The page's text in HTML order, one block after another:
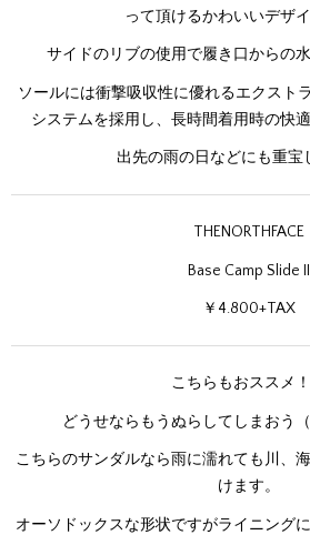
って頂けるかわいいデザイ
サイドのリブの使用で履き口からの
ソールには衝撃吸収性に優れるエクスト
システムを採用し、長時間着用時の快
出先の雨の日などにも重宝
THENORTHFACE
Base Camp Slide II
￥4.800+TAX
こちらもおススメ！
どうせならもうぬらしてしまおう
こちらのサンダルなら雨に濡れても川、
けます。
オーソドックスな形状ですがライニング